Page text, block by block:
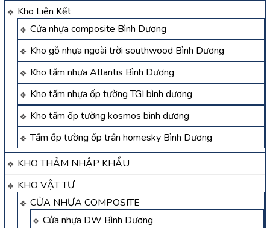
Kho Liên Kết
Cửa nhựa composite Bình Dương
Kho gỗ nhựa ngoài trời southwood Bình Dương
Kho tấm nhựa Atlantis Bình Dương
Kho tấm nhựa ốp tường TGI bình dương
Kho tấm ốp tường kosmos bình dương
Tấm ốp tường ốp trần homesky Bình Dương
KHO THẢM NHẬP KHẨU
KHO VẬT TƯ
CỬA NHỰA COMPOSITE
Cửa nhựa DW Bình Dương